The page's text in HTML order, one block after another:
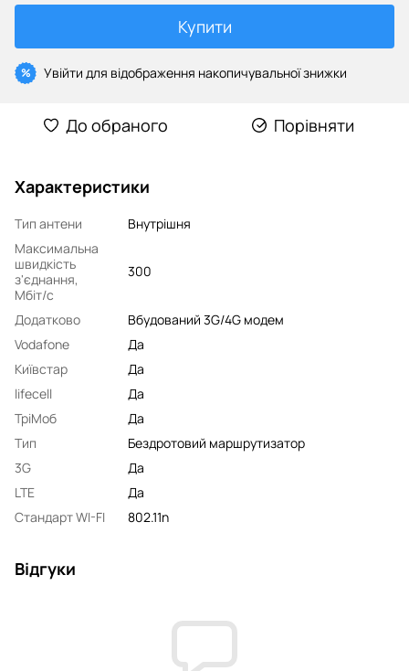
Купити
% Увійти для відображення накопичувальної знижки
До обраного Порівняти
Характеристики
Тип антени
Внутрішня
Максимальна
швидкість
з'єднання,
Мбіт/с
300
Додатково
Вбудований 3G/4G модем
Vodafone
Да
Київстар
Да
lifecell
Да
ТріМоб
Да
Тип
Бездротовий маршрутизатор
3G
Да
LTE
Да
Стандарт WI-FI
802.11n
Відгуки